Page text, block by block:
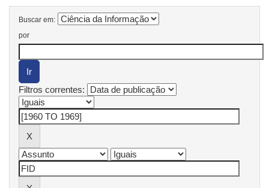
Buscar em:
por
Filtros correntes: